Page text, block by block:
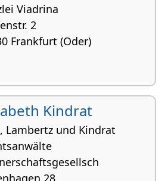
Viadrina
2
Frankfurt (Oder)
Kindrat
Lambertz und Kindrat
28